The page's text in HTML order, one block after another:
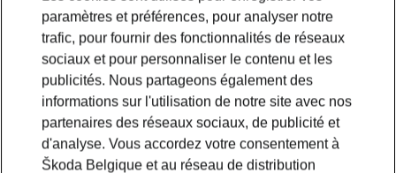
paramètres et préférences, pour analyser notre
trafic, pour fournir des fonctionnalités de réseaux
sociaux et pour personnaliser le contenu et les
publicités. Nous partageons également des
informations sur l'utilisation de notre site avec nos
partenaires des réseaux sociaux, de publicité et
d'analyse. Vous accordez votre consentement à
Škoda Belgique et au réseau de distribution